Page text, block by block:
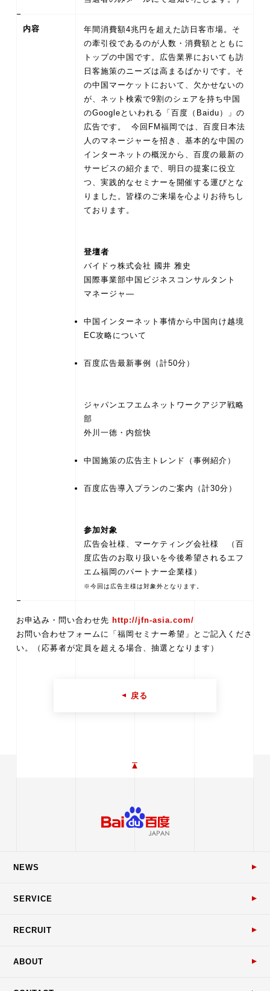
内容
年間消費額4兆円を超えた訪日客市場。そ
の牽引役であるのが人数・消費額とともに
トップの中国です。広告業界においても訪
日客施策のニーズは高まるばかりです。そ
の中国マーケットにおいて、欠かせないの
が、ネット検索で9割のシェアを持ち中国
のGoogleといわれる「百度（Baidu）」の
広告です。 今回FM福岡では、百度日本法
人のマネージャーを招き、基本的な中国の
インターネットの概況から、百度の最新の
サービスの紹介まで、明日の提案に役立
つ、実践的なセミナーを開催する運びとな
りました。皆様のご来場を心よりお待ちし
登壇者
バイドゥ株式会社 國井 雅史
国際事業部中国ビジネスコンサルタント
中国インターネット事情から中国向け越境
EC攻略について
百度広告最新事例（計50分）
ジャパンエフエムネットワークアジア戦略
部
中国施策の広告主トレンド（事例紹介）
百度広告導入プランのご案内（計30分）
参加対象
広告会社様、マーケティング会社様 （百
度広告のお取り扱いを今後希望されるエフ
※今回は広告主様は対象外となります。
お申込み・問い合わせ先 http://jfn-asia.com/
お問い合わせフォームに「福岡セミナー希望」とご記入くださ
い。（応募者が定員を超える場合、抽選となります）
戻る
NEWS
SERVICE
RECRUIT
ABOUT